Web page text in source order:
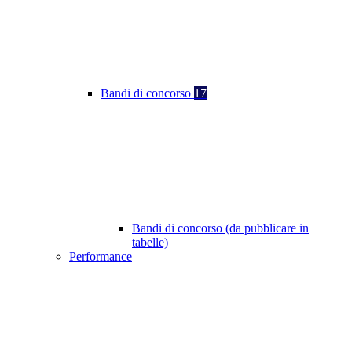
Bandi di concorso 17
Bandi di concorso (da pubblicare in
tabelle)
Performance